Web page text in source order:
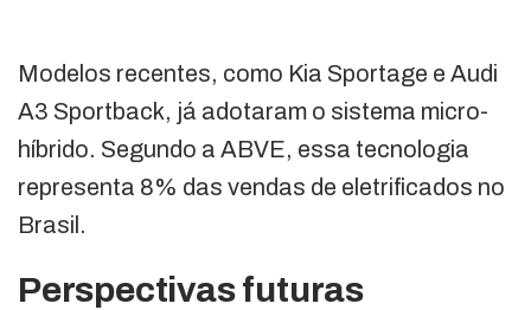
Modelos recentes, como Kia Sportage e Audi
A3 Sportback, já adotaram o sistema micro-
híbrido. Segundo a ABVE, essa tecnologia
representa 8% das vendas de eletrificados no
Brasil.
Perspectivas futuras